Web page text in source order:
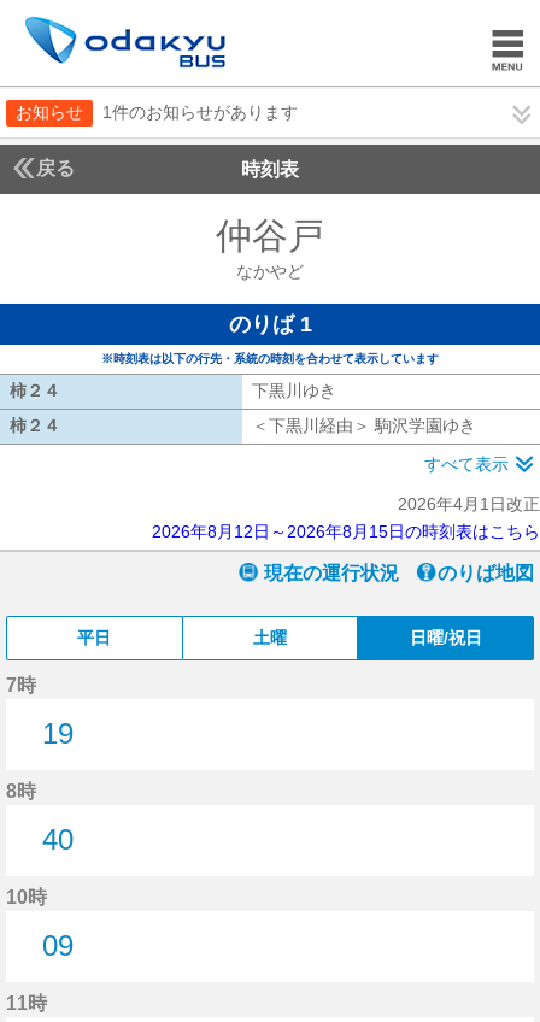
お知らせ 1件のお知らせがあります
戻る 時刻表
仲谷戸
なかやど
のりば 1
※時刻表は以下の行先・系統の時刻を合わせて表示しています
柿２４ 下黒川ゆき
柿２４
＜下黒川経由＞ 駒沢学園ゆき
すべて表示
2026年4月1日改正
2026年8月12日～2026年8月15日の時刻表はこちら
現在の運行状況 のりば地図
平日 土曜 日曜/祝日
7時
19
8時
40
10時
09
11時